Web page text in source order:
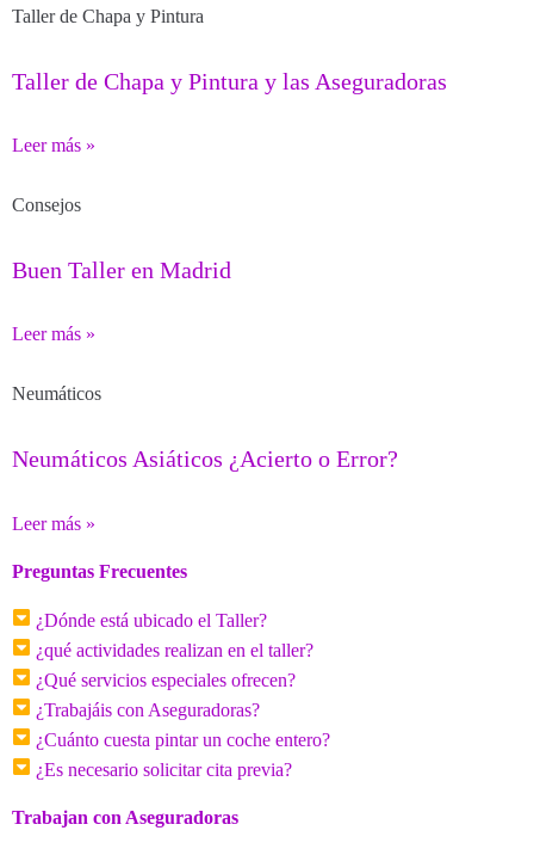
Taller de Chapa y Pintura
Taller de Chapa y Pintura y las Aseguradoras
Leer más »
Consejos
Buen Taller en Madrid
Leer más »
Neumáticos
Neumáticos Asiáticos ¿Acierto o Error?
Leer más »
Preguntas Frecuentes
¿Dónde está ubicado el Taller?
¿qué actividades realizan en el taller?
¿Qué servicios especiales ofrecen?
¿Trabajáis con Aseguradoras?
¿Cuánto cuesta pintar un coche entero?
¿Es necesario solicitar cita previa?
Trabajan con Aseguradoras